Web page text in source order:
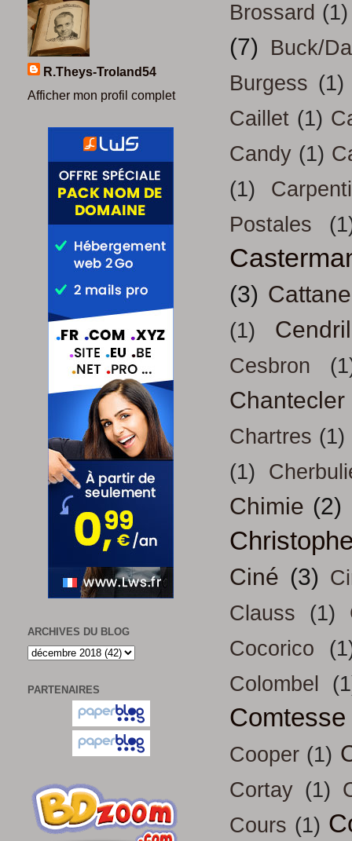
Brossard (1)
(7)
Buck/
Burgess (1)
Caillet (1)
Candy (1)
(1)
Postales
(3)
(1)
Cesbron
Chantecler
Chartres (1)
(1)
Chimie (2)
Ciné (3)
Clauss
(1)
Cocorico
Colombel
Cooper (1)
Cortay (1)
Cours (1)
R.Theys-Troland54
Afficher mon profil complet
ARCHIVES DU BLOG
PARTENAIRES